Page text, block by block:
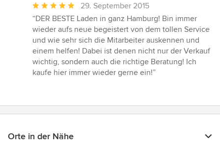
Durchschnittliche
Bewertung:
5
von
5
Sternen
29. September 2015
“DER BESTE Laden in ganz Hamburg! Bin immer
wieder aufs neue begeistert von dem tollen Service
und wie sehr sich die Mitarbeiter auskennen und
einem helfen! Dabei ist denen nicht nur der Verkauf
wichtig, sondern auch die richtige Beratung! Ich
kaufe hier immer wieder gerne ein!”
Orte in der Nähe